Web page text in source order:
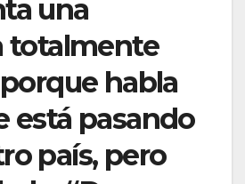
una
totalmente
habla
está pasando
país, pero